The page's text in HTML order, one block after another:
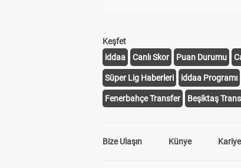
Keşfet
iddaa
Canlı Skor Puan Durumu
Süper Lig Haberleri iddaa Programı
Fenerbahçe Transfer Beşiktaş
Bize Ulaşın Künye